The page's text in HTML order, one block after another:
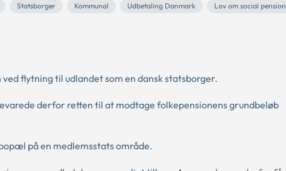
Statsborger Kommunal Udbetaling Danmark
Lov om social pension
flytning til udlandet som en dansk statsborger.
derfor retten til at modtage folkepensionens grundbeløb
på en medlemsstats område.